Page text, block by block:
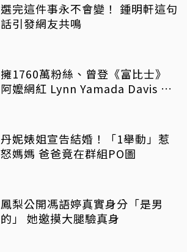
選完這件事永不會變！ 鍾明軒這句
話引發網友共鳴
擁1760萬粉絲、曾登《富比士》
阿嬤網紅 Lynn Yamada Davis 驚
丹妮婊姐宣告結婚！「1舉動」惹
怒媽媽 爸爸竟在群組PO圖
鳳梨公開馮語婷真實身分「是男
的」 她邀摸大腿驗真身